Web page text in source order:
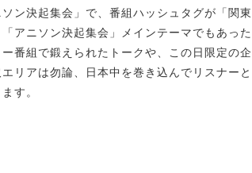
ン決起集会」で、番組ハッシュタグが「関東
アニソン決起集会」メインテーマでもあった
番組で鍛えられたトークや、この日限定の企
リアは勿論、日本中を巻き込んでリスナーと
す。